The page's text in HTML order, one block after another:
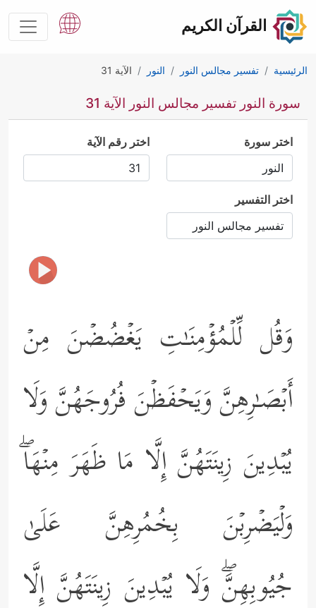
القرآن الكريم
الرئيسية تفسير مجالس النور النور الآية 31
سورة النور تفسير مجالس النور الآية 31
اختر سورة اختر رقم الآية
اختر التفسير
وَقُل لِّلۡمُؤۡمِنَـٰتِ یَغۡضُضۡنَ مِنۡ
أَبۡصَـٰرِهِنَّ وَیَحۡفَظۡنَ فُرُوجَهُنَّ وَلَا
یُبۡدِینَ زِینَتَهُنَّ إِلَّا مَا ظَهَرَ مِنۡهَاۖ
وَلۡیَضۡرِبۡنَ بِخُمُرِهِنَّ عَلَىٰ
جُیُوبِهِنَّۖ وَلَا یُبۡدِینَ زِینَتَهُنَّ إِلَّا